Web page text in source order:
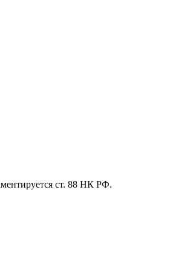
ст. 88 НК РФ.